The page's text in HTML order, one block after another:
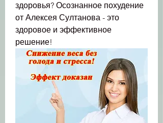
здоровья? Осознанное похудение
от Алексея Султанова - это
здоровое и эффективное
решение!